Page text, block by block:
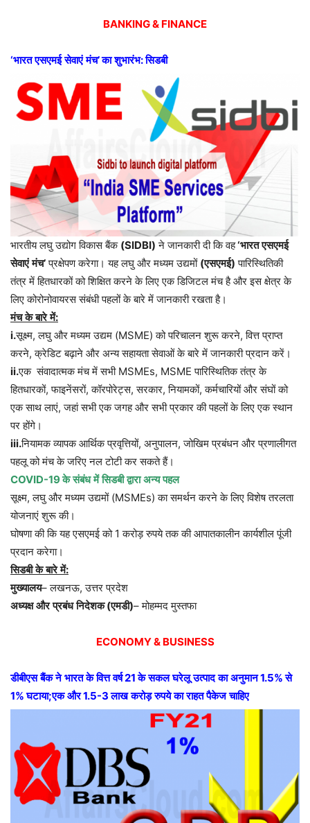
BANKING & FINANCE
‘भारत एसएमई सेवाएं मंच’का शुभारंभ:सिडबी
भारतीय लघु उद्योग विकास बैंक (SIDBI) ने जानकारी दी कि वह‘भारत एसएमई
सेवाएं मंच’प्रक्षेपण करेगा। यह लघु और मध्यम उद्यमों (एसएमई) पारिस्थितिकी
तंत्र में हितधारकों को शिक्षित करने के लिए एक डिजिटल मंच है और इस क्षेत्र के
लिए कोरोनोवायरस संबंधी पहलों के बारे में जानकारी रखता है।
मंच के बारे में:
i.सूक्ष्म,लघु और मध्यम उद्यम (MSME)को परिचालन शुरू करने,वित्त प्राप्त
करने,क्रेडिट बढ़ाने और अन्य सहायता सेवाओं के बारे में जानकारी प्रदान करें।
ii.एक संवादात्मक मंच में सभीMSMEs, MSMEपारिस्थितिक तंत्र के
हितधारकों,फाइनेंसरों,कॉरपोरेट्स,सरकार,नियामकों,कर्मचारियों और संघों को
एक साथ लाएं,जहां सभी एक जगह और सभी प्रकार की पहलों के लिए एक स्थान
पर होंगे।
iii.नियामक व्यापक आर्थिक प्रवृत्तियों, अनुपालन,जोखिम प्रबंधन और प्रणालीगत
पहलू को मंच के जरिए नल टोटी कर सकते हैं।
COVID-19के संबंध में सिडबी द्वारा अन्य पहल
सूक्ष्म,लघु और मध्यम उद्यमों(MSMEs)का समर्थन करने के लिए विशेष तरलता
योजनाएं शुरू की।
घोषणा की कि यह एसएमई को1करोड़ रुपये तक की आपातकालीन कार्यशील पूंजी
प्रदान करेगा।
सिडबी के बारे में:
मुख्यालय–लखनऊ,उत्तर प्रदेश
अध्यक्ष और प्रबंध निदेशक(एमडी)–मोहम्मद मुस्तफा
ECONOMY & BUSINESS
डीबीएस बैंक ने भारत के वित्त वर्ष21के सकल घरेलू उत्पाद का अनुमान1.5%से
1%घटाया;एक और1.5-3लाख करोड़ रुपये का राहत पैकेज चाहिए